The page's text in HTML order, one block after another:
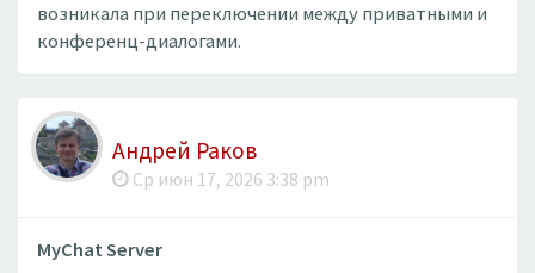
возникала при переключении между приватными и
конференц-диалогами.
Андрей Раков
Ср июн 17, 2026 3:38 pm
MyChat Server